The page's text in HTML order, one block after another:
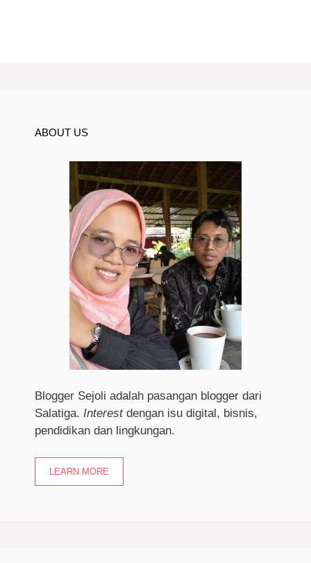
ABOUT US
Blogger Sejoli adalah pasangan blogger dari
Salatiga. Interestdengan isu digital, bisnis,
pendidikan dan lingkungan.
LEARN MORE